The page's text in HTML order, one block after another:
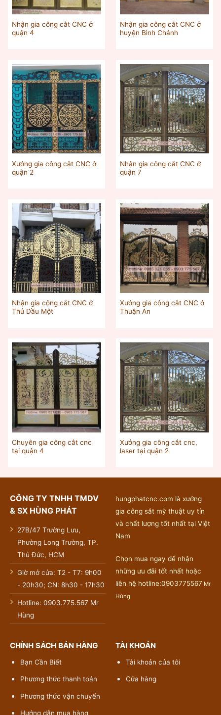
Nhận gia công cắt CNC ở
quận 4
Nhận gia công cắt CNC ở
huyện Bình Chánh
Xưởng gia công cắt CNC ở
quận 2
Nhận gia công cắt CNC ở
quận 7
Nhận gia công cắt CNC ở
Thủ Dầu Một‎
Xưởng gia công cắt CNC ở
Thuận An
Chuyên gia công cắt cnc
tại quận 4
Xưởng gia công cắt cnc,
laser tại quận 2
CÔNG TY TNHH TMDV
& SX HÙNG PHÁT
27B/47 Trường Lưu,
Phường Long Trường, TP.
Thủ Đức, HCM
Giờ mở cửa: T2 - T7: 9h00
- 20h30; CN: 8h30 - 17h30
Hotline: 0903.775.567 Mr
Hùng
hungphatcnc.com là xưởng
gia công sắt mỹ thuật uy tín
và chất lượng tốt nhất tại Việt
Nam
Chọn mua ngay để nhận
những ưu đãi tốt nhất hoặc
liên hệ hotline:0903775567 Mr
Hùng
CHÍNH SÁCH BÁN HÀNG
Bạn Cần Biết
Phương thức thanh toán
Phương thức vận chuyển
Hướng dẫn mua hàng
TÀI KHOẢN
Tài khoản của tôi
Cửa hàng